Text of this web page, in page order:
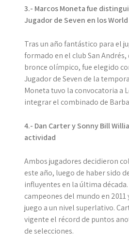
3.- Marcos Moneta fue
Jugador de Seven en los
Tras un año fantástico para el
formado en el club San Andrés,
bronce olímpico, fue elegido
Jugador de Seven de la
Moneta tuvo la convocatoria a
integrar el combinado de
4.- Dan Carter y Sonny Bill
actividad
Ambos jugadores decidieron
este año, luego de haber sido
influyentes en la última
campeones del mundo en 2011
juego a un nivel superlativo.
vigente el récord de puntos
de selecciones.